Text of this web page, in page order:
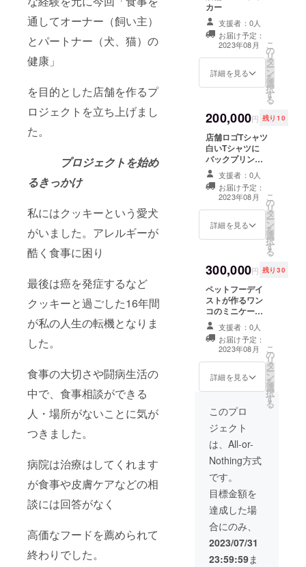
通してオーナー（飼い主）
とパートナー（犬、猫）の
健康」
を目的とした店舗を作るプ
ロジェクトを立ち上げまし
た。
プロジェクトを始め
るきっかけ
私にはクッキーという愛犬
がいました。アレルギーが
酷く食事に困り
最後は癌を発症するなど
クッキーと過ごした16年間
が私の人生の転機となりま
した。
食事の大切さや闘病生活の
中で、食事相談ができる
人・場所がないことに気が
つきました。
病院は治療はしてくれます
が食事や皮膚ケアなどの相
談には回答がなく
高価なフードを薦められて
終わりでした。
カー
支援者：0人
お届け予定：
2023年08月
詳細を見る
こ
の
リ
タ
ー
ン
を
選
択
す
る
200,000円 残り10
店舗ロゴTシャツ
白いTシャツに
バックプリント
でロゴが入りま
す。 男女兼用L
サイズとなりま
す。
支援者：0人
お届け予定：
2023年08月
詳細を見る
こ
の
リ
タ
ー
ン
を
選
択
す
る
300,000円 残り30
ペットフーデイ
ストが作るワン
コのミニケーキ
サイズ 手のひ
らサイズ 保存方
法 冷凍で３ヶ
月保存可能 解
凍後24時間で食
べてください。
るワンちゃんは
さい。 原産地
大分県産 鹿
肉・かぼちゃ
季節のフルーツ
「実際にお届け
するリターンと
パッケージ等の
デザインが異な
る場合がありま
すので、あらか
じめご了承くだ
支援者：0人
お届け予定：
2023年08月
詳細を見る
こ
の
リ
タ
ー
ン
を
選
択
す
る
このプロ
ジェクト
は、All-or-
Nothing方式
です。
目標金額を
達成した場
合にのみ、
2023/07/31
23:59:59ま